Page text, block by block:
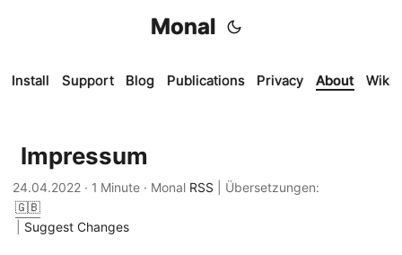
Monal
Install Support Blog Publications Privacy About Wiki
Impressum
24.04.2022 · 1 Minute · Monal RSS | Übersetzungen:
🇬🇧
Suggest Changes